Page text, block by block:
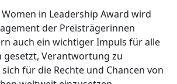
in Leadership Award wird
der Preisträgerinnen
auch ein wichtiger Impuls für alle
gesetzt, Verantwortung zu
für die Rechte und Chancen von